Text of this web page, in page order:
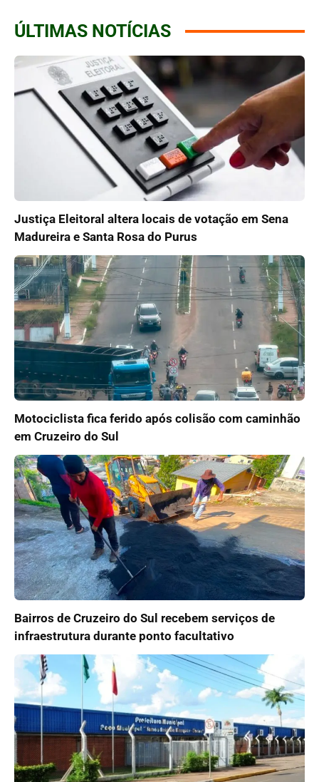
ÚLTIMAS NOTÍCIAS
Justiça Eleitoral altera locais de votação em Sena
Madureira e Santa Rosa do Purus
Motociclista fica ferido após colisão com caminhão
em Cruzeiro do Sul
Bairros de Cruzeiro do Sul recebem serviços de
infraestrutura durante ponto facultativo